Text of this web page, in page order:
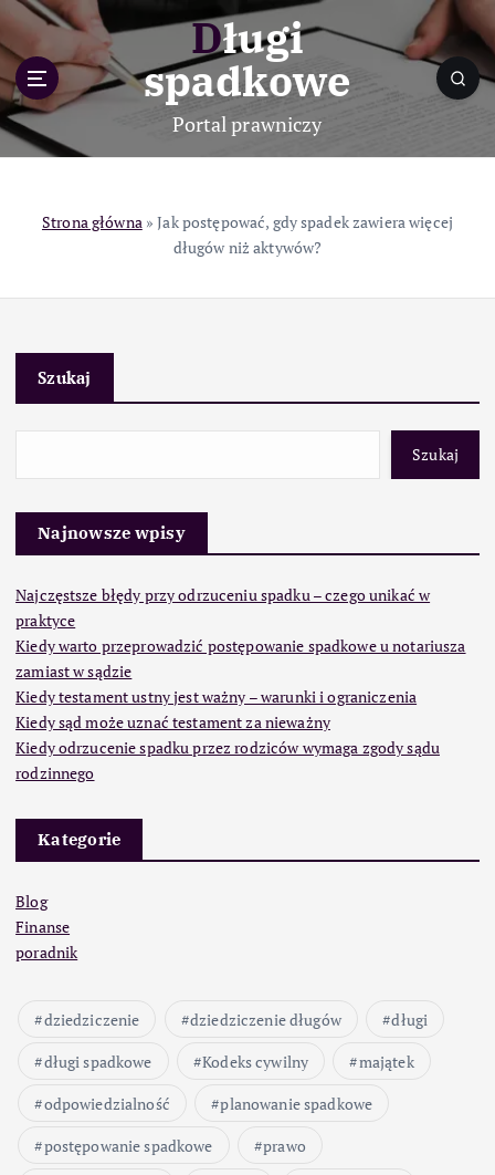
p
o
c
Długi
spadkowe
Portal prawniczy
Strona główna»Jak postępować, gdy spadek zawiera więcej
długów niż aktywów?
Szukaj
Szukaj
Najnowsze wpisy
Najczęstsze błędy przy odrzuceniu spadku – czego unikać w
praktyce
Kiedy warto przeprowadzić postępowanie spadkowe u notariusza
zamiast w sądzie
Kiedy testament ustny jest ważny – warunki i ograniczenia
Kiedy sąd może uznać testament za nieważny
Kiedy odrzucenie spadku przez rodziców wymaga zgody sądu
rodzinnego
Kategorie
Blog
Finanse
poradnik
dziedziczenie dziedziczenie długów
długi
długi spadkowe
Kodeks cywilny
majątek
odpowiedzialność
planowanie spadkowe
postępowanie spadkowe
prawo